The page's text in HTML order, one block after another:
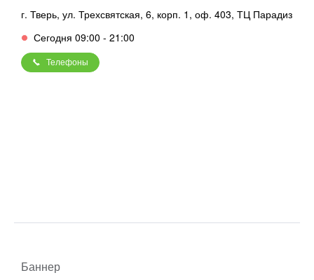
г. Тверь, ул. Трехсвятская, 6, корп. 1, оф. 403, ТЦ Парадиз
Сегодня 09:00 - 21:00
Телефоны
Баннер